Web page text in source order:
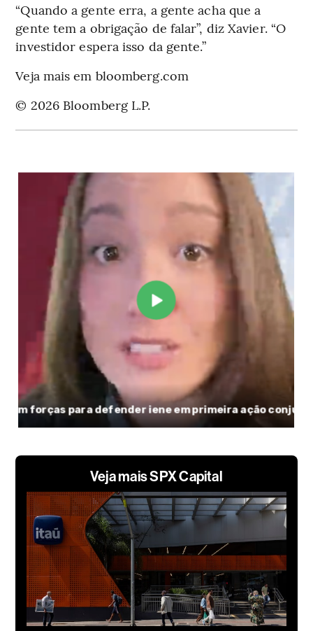
“Quando a gente erra, a gente acha que a
gente tem a obrigação de falar”, diz Xavier. “O
investidor espera isso da gente.”
Veja mais em bloomberg.com
© 2026 Bloomberg L.P.
Veja mais SPX Capital